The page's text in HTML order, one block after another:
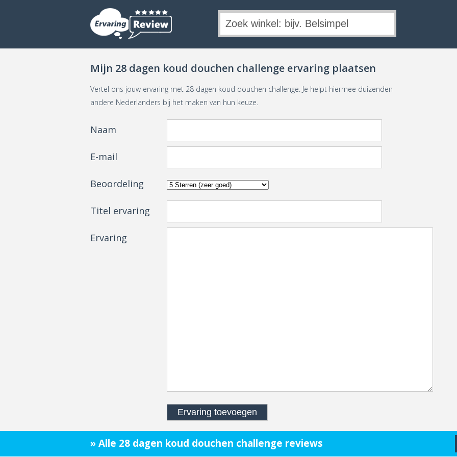
Mijn 28 dagen koud douchen challenge ervaring plaatsen
Vertel ons jouw ervaring met 28 dagen koud douchen challenge. Je helpt hiermee duizenden
andere Nederlanders bij het maken van hun keuze.
Naam
E-mail
Beoordeling
Titel ervaring
Ervaring
» Alle 28 dagen koud douchen challenge reviews